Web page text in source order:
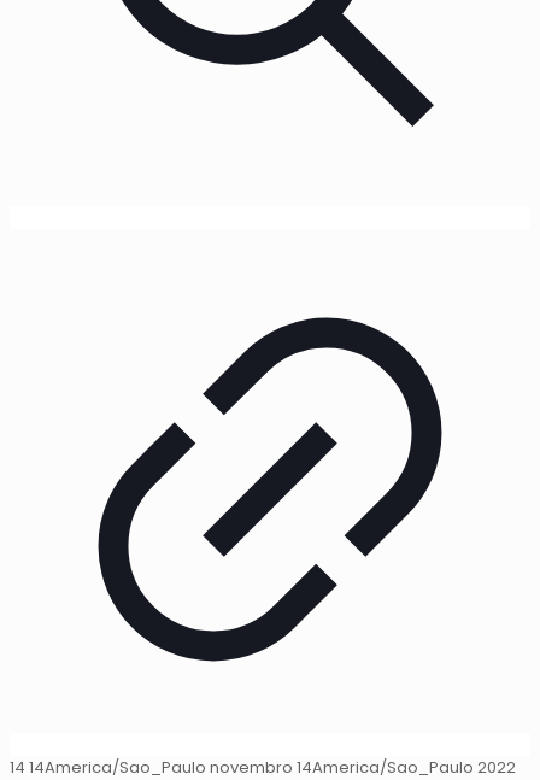
14 14America/Sao_Paulo novembro 14America/Sao_Paulo 2022